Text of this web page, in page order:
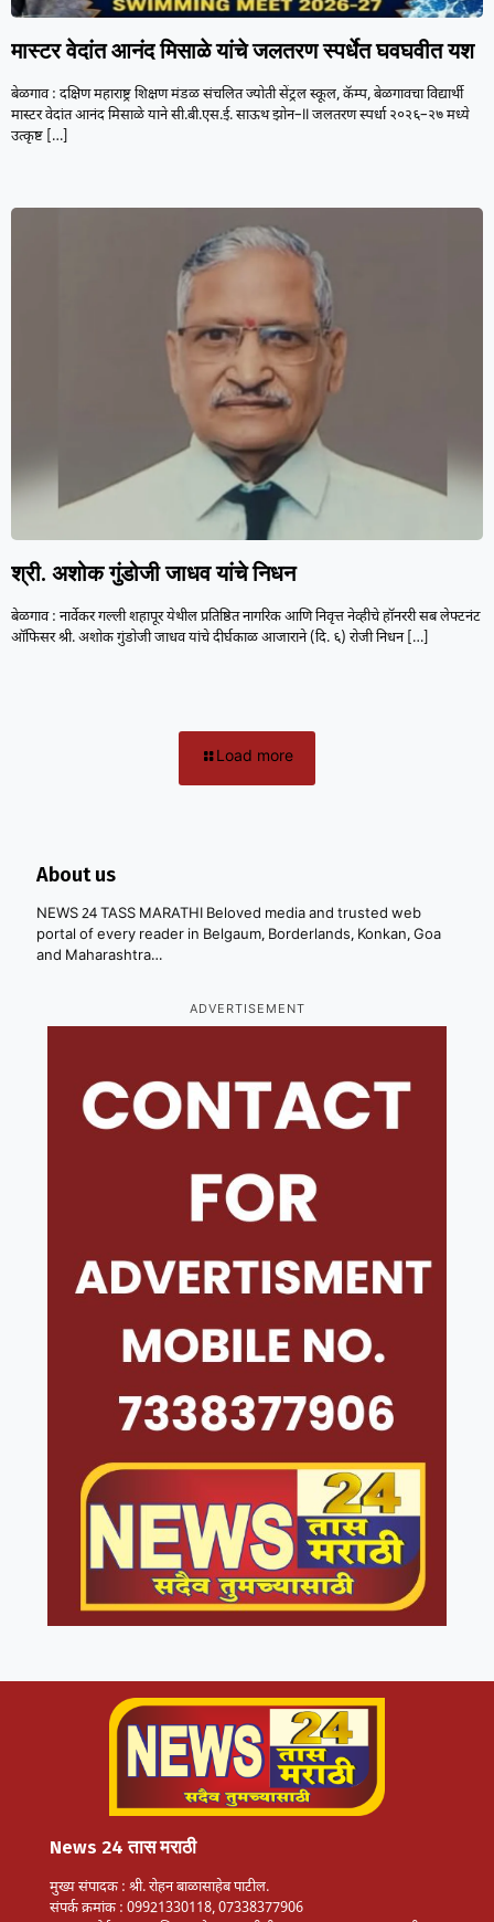
मास्टर वेदांत आनंद मिसाळे यांचे जलतरण स्पर्धेत घवघवीत यश
बेळगाव : दक्षिण महाराष्ट्र शिक्षण मंडळ संचलित ज्योती सेंट्रल स्कूल, कॅम्प, बेळगावचा विद्यार्थी
मास्टर वेदांत आनंद मिसाळे याने सी.बी.एस.ई. साऊथ झोन–II जलतरण स्पर्धा २०२६–२७ मध्ये
उत्कृष्ट […]
श्री. अशोक गुंडोजी जाधव यांचे निधन
बेळगाव : नार्वेकर गल्ली शहापूर येथील प्रतिष्ठित नागरिक आणि निवृत्त नेव्हीचे हॉनररी सब लेफ्टनंट
ऑफिसर श्री. अशोक गुंडोजी जाधव यांचे दीर्घकाळ आजाराने (दि. ६) रोजी निधन[…]
Load more
About us
NEWS 24 TASS MARATHI Beloved media and trusted web
portal of every reader in Belgaum, Borderlands, Konkan, Goa
and Maharashtra…
ADVERTISEMENT
News 24 तास मराठी
मुख्य संपादक : श्री. रोहन बाळासाहेब पाटील.
संपर्क क्रमांक : 09921330118, 07338377906